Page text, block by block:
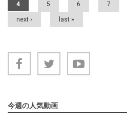
4 5 6 7
next › last »
今週の人気動画